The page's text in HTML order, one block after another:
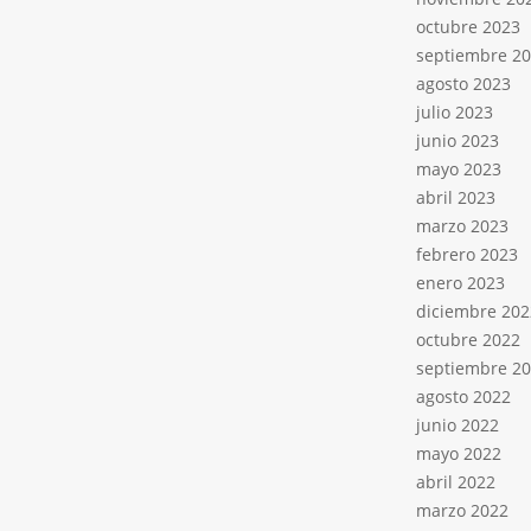
octubre 2023
septiembre
agosto 2023
julio 2023
junio 2023
mayo 2023
abril 2023
marzo 2023
febrero 2023
enero 2023
diciembre
octubre 2022
septiembre
agosto 2022
junio 2022
mayo 2022
abril 2022
marzo 2022